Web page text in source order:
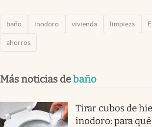
baño inodoro vivienda limpieza
ahorros
Más noticias debaño
Tirar cubos de
inodoro: para